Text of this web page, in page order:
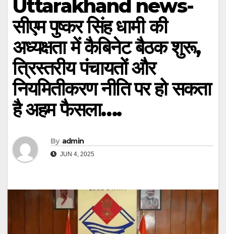
Uttarakhand news-
सीएम पुष्कर सिंह धामी की
अध्यक्षता में कैबिनेट बैठक शुरू,
त्रिस्तरीय पंचायतों और
नियमितीकरण नीति पर हो सकता
है अहम फैसला….
By admin
JUN 4, 2025